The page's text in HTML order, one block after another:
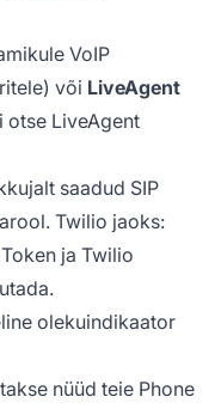
VoIP
või LiveAgent
LiveAgent
saadud SIP
Twilio jaoks:
ja Twilio
olekuindikaator
nüüd teie Phone